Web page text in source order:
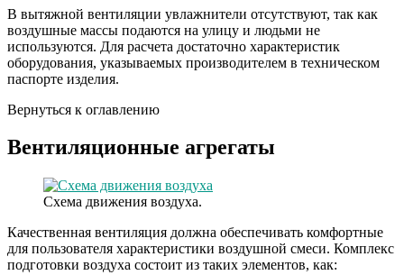
В вытяжной вентиляции увлажнители отсутствуют, так как
воздушные массы подаются на улицу и людьми не
используются. Для расчета достаточно характеристик
оборудования, указываемых производителем в техническом
паспорте изделия.
Вернуться к оглавлению
Вентиляционные агрегаты
Схема движения воздуха.
Качественная вентиляция должна обеспечивать комфортные
для пользователя характеристики воздушной смеси. Комплекс
подготовки воздуха состоит из таких элементов, как: